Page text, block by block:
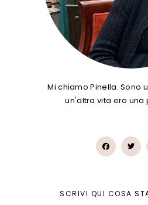
Mi chiamo Pinella. Sono
un'altra vita ero una
SCRIVI QUI COSA